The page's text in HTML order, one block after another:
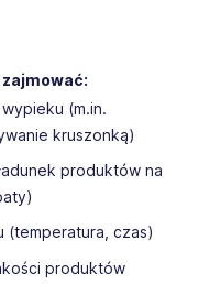
Work &
niezależnych
wielu lat naszej
000 pracowników
pracowników dla
rodzinnych
wpisana pod nr
osób na
- możliwość
(m.in.
kruszonką)
produktów na
(temperatura, czas)
produktów